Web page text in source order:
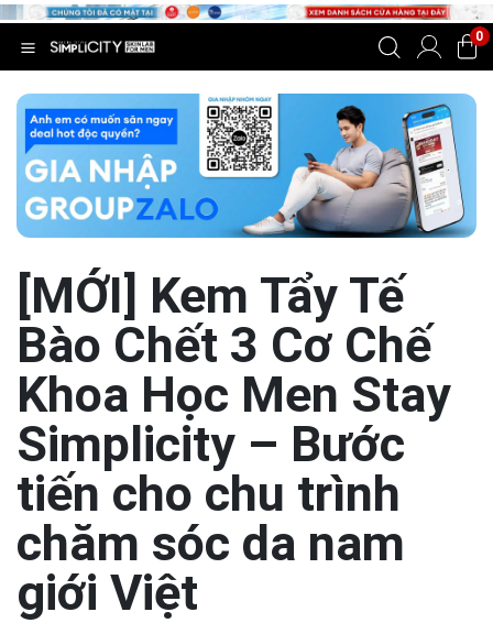
0
[MỚI] Kem Tẩy Tế
Bào Chết 3 Cơ Chế
Khoa Học Men Stay
Simplicity – Bước
tiến cho chu trình
chăm sóc da nam
giới Việt